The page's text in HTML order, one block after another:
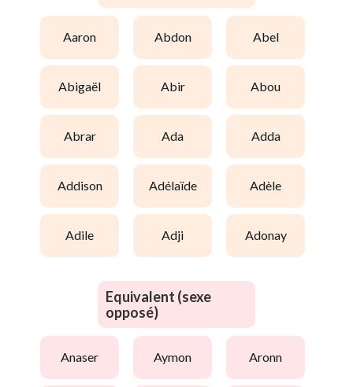
aaron abdon abel
abigaël abir abou
abrar ada adda
addison adélaïde adèle
adile adji adonay
Equivalent (sexe
opposé)
anaser aymon aronn